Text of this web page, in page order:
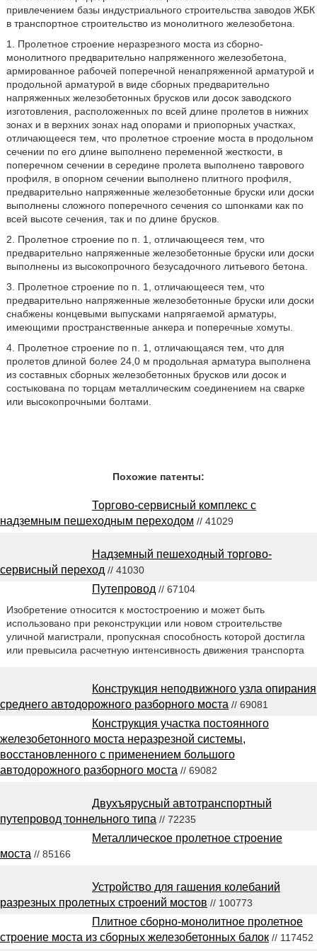
привлечением базы индустриального строительства заводов ЖБК
в транспортное строительство из монолитного железобетона.
1. Пролетное строение неразрезного моста из сборно-
монолитного предварительно напряженного железобетона,
армированное рабочей поперечной ненапряженной арматурой и
продольной арматурой в виде сборных предварительно
напряженных железобетонных брусков или досок заводского
изготовления, расположенных по всей длине пролетов в нижних
зонах и в верхних зонах над опорами и приопорных участках,
отличающееся тем, что пролетное строение моста в продольном
сечении по его длине выполнено переменной жесткости, в
поперечном сечении в середине пролета выполнено таврового
профиля, в опорном сечении выполнено плитного профиля,
предварительно напряженные железобетонные бруски или доски
выполнены сложного поперечного сечения со шпонками как по
всей высоте сечения, так и по длине брусков.
2. Пролетное строение по п. 1, отличающееся тем, что
предварительно напряженные железобетонные бруски или доски
выполнены из высокопрочного безусадочного литьевого бетона.
3. Пролетное строение по п. 1, отличающееся тем, что
предварительно напряженные железобетонные бруски или доски
снабжены концевыми выпусками напрягаемой арматуры,
имеющими пространственные анкера и поперечные хомуты.
4. Пролетное строение по п. 1, отличающаяся тем, что для
пролетов длиной более 24,0 м продольная арматура выполнена
из составных сборных железобетонных брусков или досок и
состыкована по торцам металлическим соединением на сварке
или высокопрочными болтами.
Похожие патенты:
Торгово-сервисный комплекс с
надземным пешеходным переходом // 41029
Надземный пешеходный торгово-
сервисный переход // 41030
Путепровод // 67104
Изобретение относится к мостостроению и может быть
использовано при реконструкции или новом строительстве
уличной магистрали, пропускная способность которой достигла
или превысила расчетную интенсивность движения транспорта
Конструкция неподвижного узла опирания
среднего автодорожного разборного моста // 69081
Конструкция участка постоянного
железобетонного моста неразрезной системы,
восстановленного с применением большого
автодорожного разборного моста // 69082
Двухъярусный автотранспортный
путепровод тоннельного типа // 72235
Металлическое пролетное строение
моста // 85166
Устройство для гашения колебаний
разрезных пролетных строений мостов // 100773
Плитное сборно-монолитное пролетное
строение моста из сборных железобетонных балок // 117452